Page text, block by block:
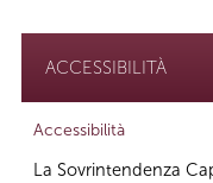
ACCESSIBILITÀ
Accessibilità
La Sovrintendenza